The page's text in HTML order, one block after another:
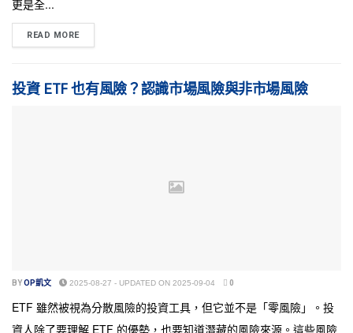
更是全...
READ MORE
投資 ETF 也有風險？認識市場風險與非市場風險
BYOP凱文 2025-08-27 - UPDATED ON 2025-09-04 0
ETF 雖然被視為分散風險的投資工具，但它並不是「零風險」。投
資人除了要理解 ETF 的優勢，也要知道潛藏的風險來源。這些風險